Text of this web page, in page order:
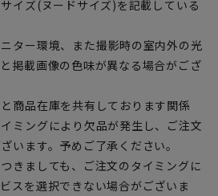
イズ(ヌードサイズ)を記載している
ター環境、また撮影時の室内外の光
掲載画像の色味が異なる場合がござ
商品在庫を共有しております関係
ミングにより欠品が発生し、ご注文
います。予めご了承ください。
きましても、ご注文のタイミングに
スを選択できない場合がございま